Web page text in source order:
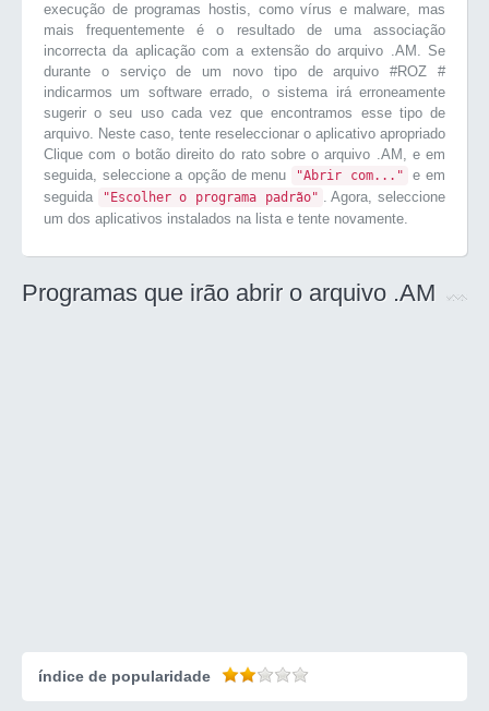
execução de programas hostis, como vírus e malware, mas
mais frequentemente é o resultado de uma associação
incorrecta da aplicação com a extensão do arquivo .AM. Se
durante o serviço de um novo tipo de arquivo #ROZ #
indicarmos um software errado, o sistema irá erroneamente
sugerir o seu uso cada vez que encontramos esse tipo de
arquivo. Neste caso, tente reseleccionar o aplicativo apropriado
Clique com o botão direito do rato sobre o arquivo .AM, e em
seguida, seleccione a opção de menu
"Abrir com..."
e em
seguida
"Escolher o programa padrão" . Agora, seleccione
um dos aplicativos instalados na lista e tente novamente.
Programas que irão abrir o arquivo .AM
índice de popularidade